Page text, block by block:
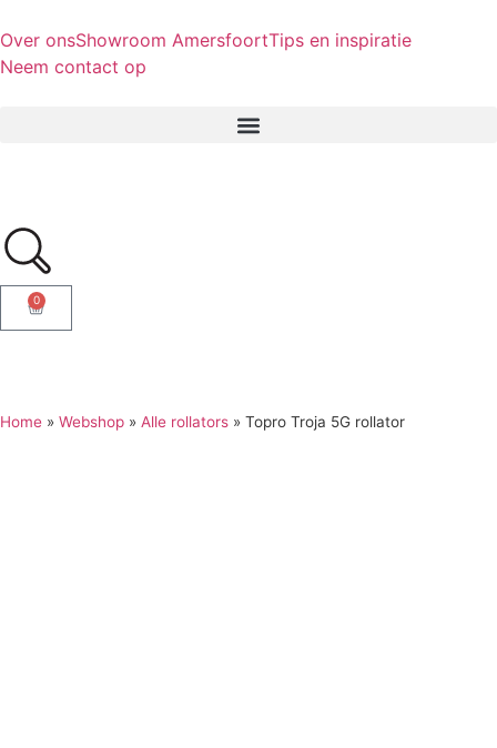
Over onsShowroom AmersfoortTips en inspiratie
Neem contact op
0
Home » Webshop » Alle rollators » Topro Troja 5G rollator